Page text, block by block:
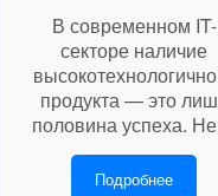
В современном IT-
секторе наличие
продукта — это
половина успеха.
Подробнее